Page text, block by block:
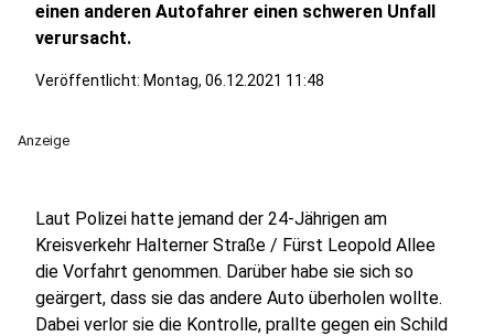
einen anderen Autofahrer einen schweren Unfall
verursacht.
Veröffentlicht: Montag, 06.12.2021 11:48
Anzeige
Laut Polizei hatte jemand der 24-Jährigen am
Kreisverkehr Halterner Straße / Fürst Leopold Allee
die Vorfahrt genommen. Darüber habe sie sich so
geärgert, dass sie das andere Auto überholen wollte.
Dabei verlor sie die Kontrolle, prallte gegen ein Schild